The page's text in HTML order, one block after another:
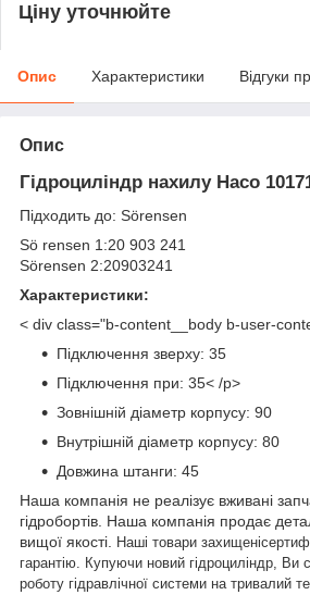
Ціну уточнюйте
Опис Характеристики Відгуки
Опис
Гідроциліндр нахилу Haco
Підходить до: Sörensen
Sö rensen 1:20 903 241
Sörensen 2:20903241
Характеристики:
< div class="b-content__body b-user-
Підключення зверху: 35
Підключення при: 35< /p>
Зовнішній діаметр корпусу: 90
Внутрішній діаметр корпусу: 80
Довжина штанги: 45
Наша компанія не реалізує вживані
гідробортів. Наша компанія продає
вищої якості. Наші товари захищені
гарантію. Купуючи новий гідроциліндр, Ви
роботу гідравлічної системи на тривалий